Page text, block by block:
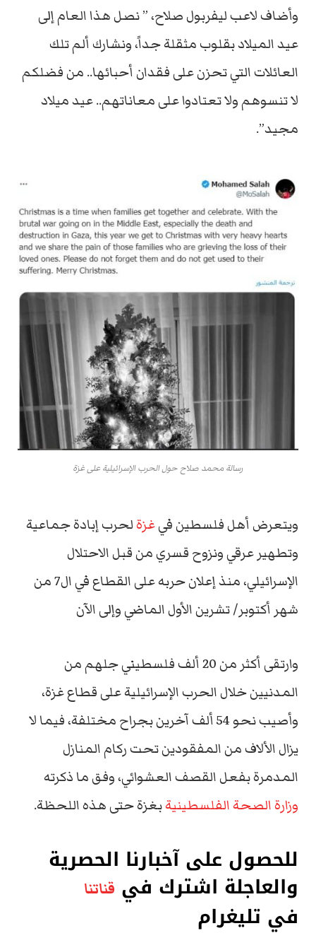
وأضاف لاعب ليفربول صلاح، ” نصل هذا العام إلى
عيد الميلاد بقلوب مثقلة جداً، ونشارك ألم تلك
العائلات التي تحزن على فقدان أحبائها.. من فضلكم
لا تنسوهم ولا تعتادوا على معاناتهم.. عيد ميلاد
مجيد”.
رسالة محمد صلاح حول الحرب الإسرائيلية على غزة
ويتعرض أهل فلسطين فيغزةلحرب إبادة جماعية
وتطهير عرقي ونزوح قسري من قبل الاحتلال
الإسرائيلي، منذ إعلان حربه على القطاع في ال7 من
شهر أكتوبر/ تشرين الأول الماضي وإلى الآن
وارتقى أكثر من 20 ألف فلسطيني جلهم من
المدنيين خلال الحرب الإسرائيلية على قطاع غزة،
وأصيب نحو 54 ألف آخرين بجراح مختلفة، فيما لا
يزال الألاف من المفقودين تحت ركام المنازل
المدمرة بفعل القصف العشوائي، وفق ما ذكرته
وزارة الصحة الفلسطينيةبغزة حتى هذه اللحظة.
للحصول على آخبارنا الحصرية
والعاجلة اشترك في قناتنا
في تليغرام